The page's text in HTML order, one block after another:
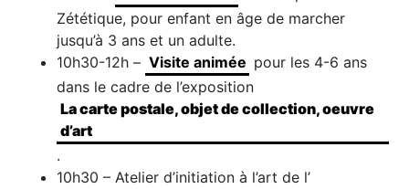
Zététique, pour enfant en âge de marcher
jusqu’à 3 ans et un adulte.
10h30-12h – Visite animée pour les 4-6 ans
dans le cadre de l’exposition
La carte postale, objet de collection, oeuvre
d’art
.
10h30 – Atelier d’initiation à l’art de l’